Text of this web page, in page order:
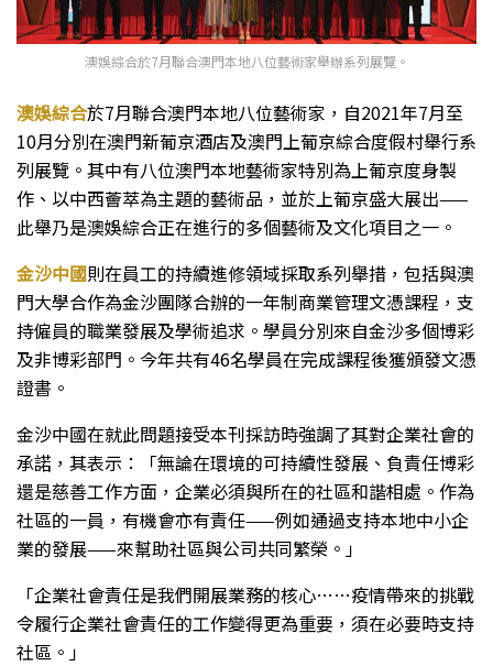
澳娛綜合於7月聯合澳門本地八位藝術家舉辦系列展覽。
澳娛綜合於7月聯合澳門本地八位藝術家，自2021年7月至
10月分別在澳門新葡京酒店及澳門上葡京綜合度假村舉行系
列展覽。其中有八位澳門本地藝術家特別為上葡京度身製
作、以中西薈萃為主題的藝術品，並於上葡京盛大展出——
此舉乃是澳娛綜合正在進行的多個藝術及文化項目之一。
金沙中國則在員工的持續進修領域採取系列舉措，包括與澳
門大學合作為金沙團隊合辦的一年制商業管理文憑課程，支
持僱員的職業發展及學術追求。學員分別來自金沙多個博彩
及非博彩部門。今年共有46名學員在完成課程後獲頒發文憑
證書。
金沙中國在就此問題接受本刊採訪時強調了其對企業社會的
承諾，其表示：「無論在環境的可持續性發展、負責任博彩
還是慈善工作方面，企業必須與所在的社區和諧相處。作為
社區的一員，有機會亦有責任——例如通過支持本地中小企
業的發展——來幫助社區與公司共同繁榮。」
「企業社會責任是我們開展業務的核心……疫情帶來的挑戰
令履行企業社會責任的工作變得更為重要，須在必要時支持
社區。」